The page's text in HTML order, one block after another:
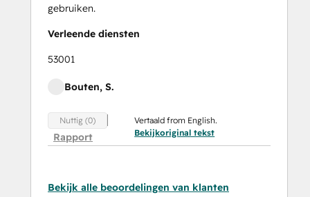
gebruiken.
Verleende diensten
53001
Bouten, S.
Nuttig (0)
Rapport
Vertaald from English.
Bekijkoriginal tekst
Bekijk alle beoordelingen van klanten